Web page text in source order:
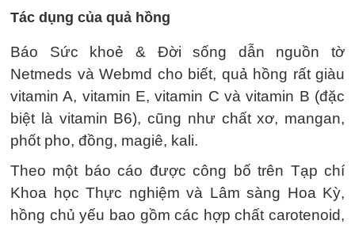
Tác dụng của quả hồng
Báo Sức khoẻ & Đời sống dẫn nguồn tờ
Netmeds và Webmd cho biết, quả hồng rất giàu
vitamin A, vitamin E, vitamin C và vitamin B (đặc
biệt là vitamin B6), cũng như chất xơ, mangan,
phốt pho, đồng, magiê, kali.
Theo một báo cáo được công bố trên Tạp chí
Khoa học Thực nghiệm và Lâm sàng Hoa Kỳ,
hồng chủ yếu bao gồm các hợp chất carotenoid,